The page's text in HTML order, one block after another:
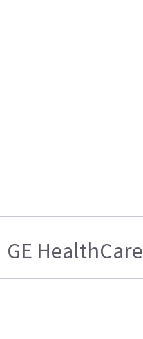
GE HealthCare